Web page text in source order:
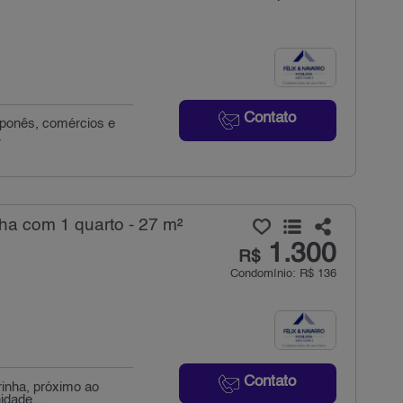
Contato
comércios e
com 1 quarto - 27 m²
R$1.300
Condomínio: R$ 136
Contato
próximo ao